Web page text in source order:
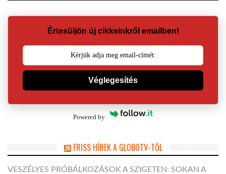
Értesüljön új cikkeinkről emailben!
Véglegesítés
Powered by
FRISS HÍREK A GLOBOTV-TŐL
VESZÉLYES PRÓBÁLKOZÁSOK A SZIGETEN: SOKAN A